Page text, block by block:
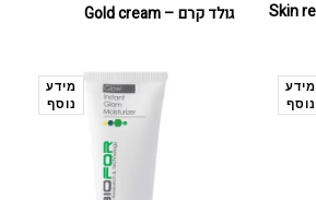
גולד קרם – Gold cream
מידע
נוסף
מידע
נוסף